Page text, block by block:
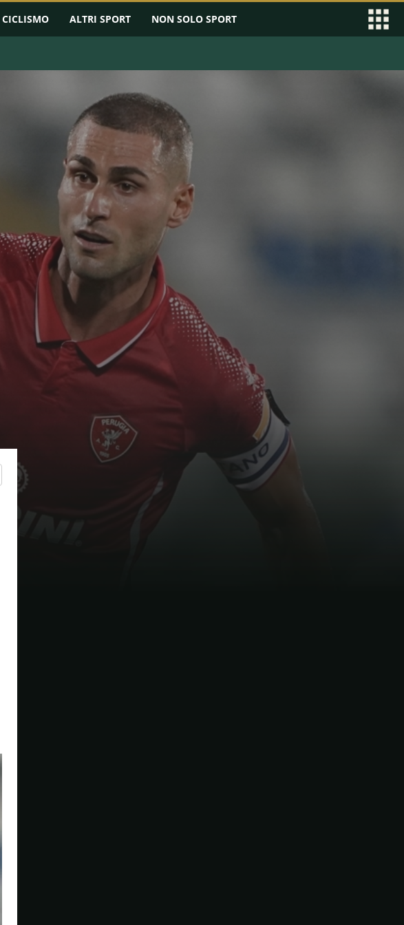
CICLISMO ALTRI SPORT NON SOLO SPORT